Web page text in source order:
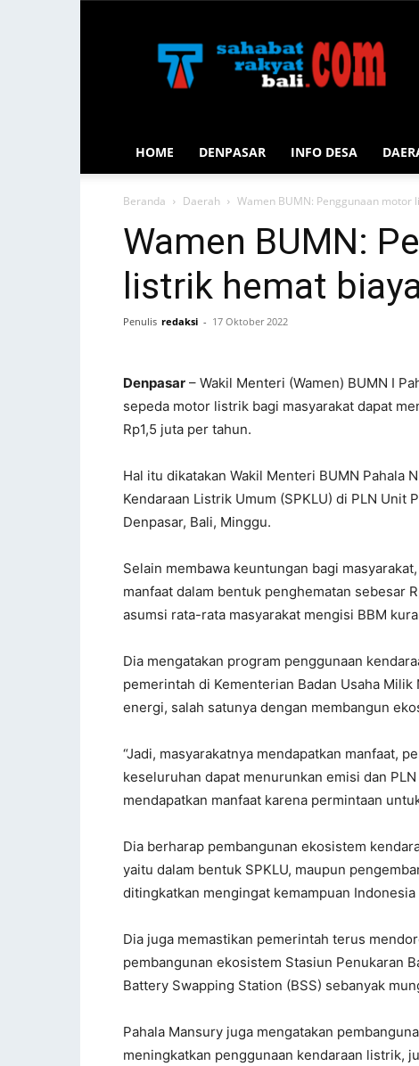
Rakyat
Bali
HOME DENPASAR INFO DESA
Beranda Daerah Wamen BUMN: Penggunaan motor
Wamen BUMN:
listrik hemat
Penulis redaksi - 17 Oktober 2022
Denpasar – Wakil Menteri (Wamen) BUMN I
sepeda motor listrik bagi masyarakat dapat
Rp1,5 juta per tahun.
Hal itu dikatakan Wakil Menteri BUMN Pahala
Kendaraan Listrik Umum (SPKLU) di PLN Unit
Denpasar, Bali, Minggu.
Selain membawa keuntungan bagi
manfaat dalam bentuk penghematan sebesar
asumsi rata-rata masyarakat mengisi BBM
Dia mengatakan program penggunaan
pemerintah di Kementerian Badan Usaha
energi, salah satunya dengan membangun
“Jadi, masyarakatnya mendapatkan manfaat,
keseluruhan dapat menurunkan emisi dan
mendapatkan manfaat karena permintaan
Dia berharap pembangunan ekosistem
yaitu dalam bentuk SPKLU, maupun
ditingkatkan mengingat kemampuan
Dia juga memastikan pemerintah terus
pembangunan ekosistem Stasiun Penukaran
Battery Swapping Station (BSS) sebanyak
Pahala Mansury juga mengatakan
meningkatkan penggunaan kendaraan listrik,